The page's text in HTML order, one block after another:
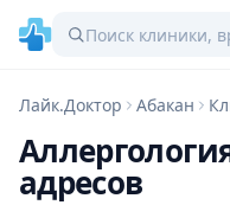
Лайк.Доктор Абакан
адресов